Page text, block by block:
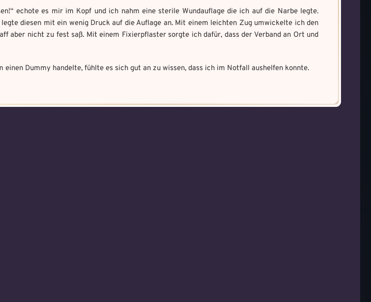
echote es mir im Kopf und ich nahm eine sterile Wundauflage die ich auf die Narbe legte.
legte diesen mit ein wenig Druck auf die Auflage an. Mit einem leichten Zug umwickelte ich den
aber nicht zu fest saß. Mit einem Fixierpflaster sorgte ich dafür, dass der Verband an Ort und
einen Dummy handelte, fühlte es sich gut an zu wissen, dass ich im Notfall aushelfen konnte.